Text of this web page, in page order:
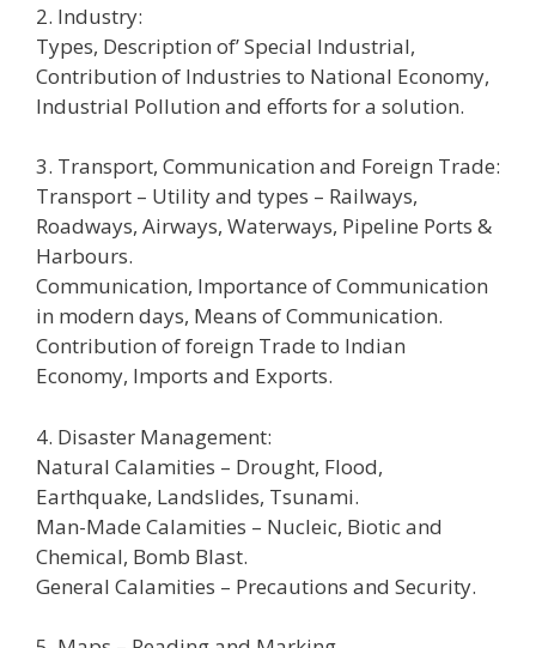
2. Industry:
Types, Description of’ Special Industrial,
Contribution of Industries to National Economy,
Industrial Pollution and efforts for a solution.
3. Transport, Communication and Foreign Trade:
Transport – Utility and types – Railways,
Roadways, Airways, Waterways, Pipeline Ports &
Harbours.
Communication, Importance of Communication
in modern days, Means of Communication.
Contribution of foreign Trade to Indian
Economy, Imports and Exports.
4. Disaster Management:
Natural Calamities – Drought, Flood,
Earthquake, Landslides, Tsunami.
Man-Made Calamities – Nucleic, Biotic and
Chemical, Bomb Blast.
General Calamities – Precautions and Security.